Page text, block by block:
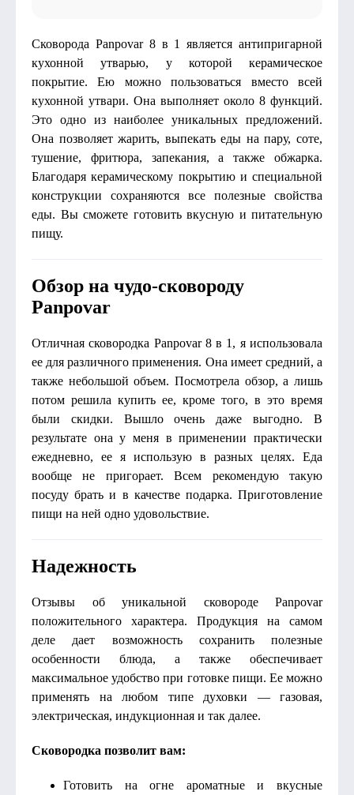
Сковорода Panpovar 8 в 1 является антипригарной
кухонной утварью, у которой керамическое
покрытие. Ею можно пользоваться вместо всей
кухонной утвари. Она выполняет около 8 функций.
Это одно из наиболее уникальных предложений.
Она позволяет жарить, выпекать еды на пару, соте,
тушение, фритюра, запекания, а также обжарка.
Благодаря керамическому покрытию и специальной
конструкции сохраняются все полезные свойства
еды. Вы сможете готовить вкусную и питательную
пищу.
Обзор на чудо-сковороду
Panpovar
Отличная сковородка Panpovar 8 в 1, я использовала
ее для различного применения. Она имеет средний, а
также небольшой объем. Посмотрела обзор, а лишь
потом решила купить ее, кроме того, в это время
были скидки. Вышло очень даже выгодно. В
результате она у меня в применении практически
ежедневно, ее я использую в разных целях. Еда
вообще не пригорает. Всем рекомендую такую
посуду брать и в качестве подарка. Приготовление
пищи на ней одно удовольствие.
Надежность
Отзывы об уникальной сковороде Panpovar
положительного характера. Продукция на самом
деле дает возможность сохранить полезные
особенности блюда, а также обеспечивает
максимальное удобство при готовке пищи. Ее можно
применять на любом типе духовки — газовая,
электрическая, индукционная и так далее.
Сковородка позволит вам:
Готовить на огне ароматные и вкусные